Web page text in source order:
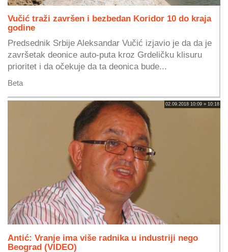
Vučić traži završen i bezbedan Koridor 10 do kraja
godine
Predsednik Srbije Aleksandar Vučić izjavio je da da je
završetak deonice auto-puta kroz Grdeličku klisuru
prioritet i da očekuje da ta deonica bude...
Beta
02.09.2018 10:09 » 10:18
Antić: Vranje ima više radnika u industriji nego
Beograd (VIDEO)